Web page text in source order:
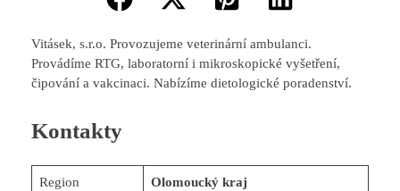
Vitásek, s.r.o. Provozujeme veterinární ambulanci.
Provádíme RTG, laboratorní i mikroskopické vyšetření,
čipování a vakcinaci. Nabízíme dietologické poradenství.
Kontakty
Region Olomoucký kraj